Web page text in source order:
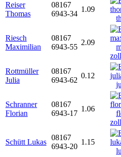
Reiser
Thomas
08167
6943-34
1.09
Riesch
Maximilian
08167
6943-55
2.09
Rottmüller
Julia
08167
6943-62
0.12
Schranner
Florian
08167
6943-17
1.06
Schütt Lukas
08167
6943-20
1.15